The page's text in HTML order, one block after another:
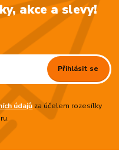
akce a slevy!
Přihlásit se
údajůza účelem rozesílky